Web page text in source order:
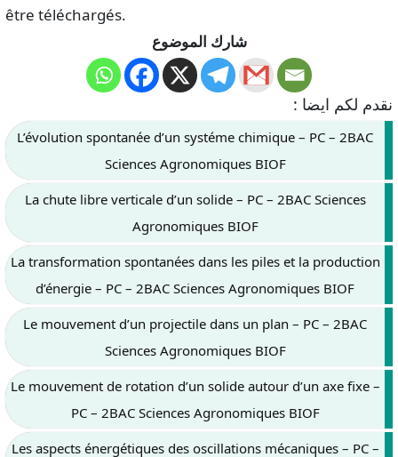
être téléchargés.
شارك الموضوع
نقدم لكم ايضا :
L’évolution spontanée d’un systéme chimique – PC – 2BAC
Sciences Agronomiques BIOF
La chute libre verticale d’un solide – PC – 2BAC Sciences
Agronomiques BIOF
La transformation spontanées dans les piles et la production
d’énergie – PC – 2BAC Sciences Agronomiques BIOF
Le mouvement d’un projectile dans un plan – PC – 2BAC
Sciences Agronomiques BIOF
Le mouvement de rotation d’un solide autour d’un axe fixe –
PC – 2BAC Sciences Agronomiques BIOF
Les aspects énergétiques des oscillations mécaniques – PC –